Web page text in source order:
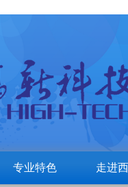
专业特色 走进